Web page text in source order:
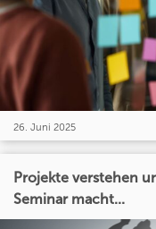
26. Juni 2025
Projekte verstehen
Seminar macht...